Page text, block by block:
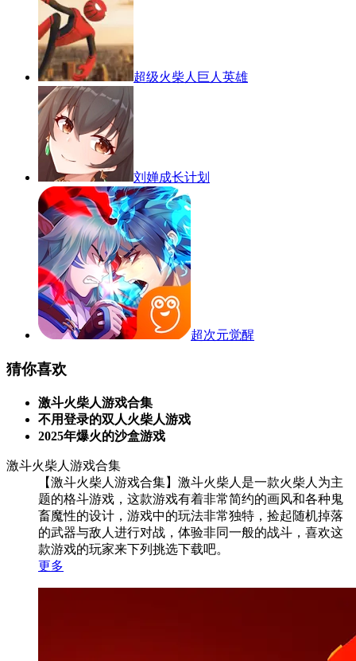
超级火柴人巨人英雄
刘婵成长计划
超次元觉醒
猜你喜欢
激斗火柴人游戏合集
不用登录的双人火柴人游戏
2025年爆火的沙盒游戏
激斗火柴人游戏合集
【激斗火柴人游戏合集】激斗火柴人是一款火柴人为主
题的格斗游戏，这款游戏有着非常简约的画风和各种鬼
畜魔性的设计，游戏中的玩法非常独特，捡起随机掉落
的武器与敌人进行对战，体验非同一般的战斗，喜欢这
款游戏的玩家来下列挑选下载吧。
更多